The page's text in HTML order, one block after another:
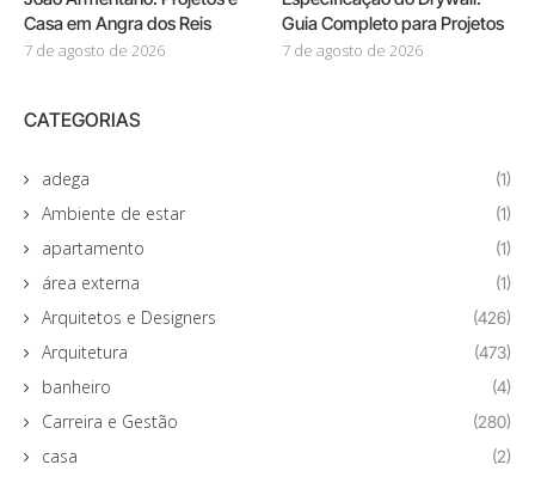
Casa em Angra dos Reis
7 de agosto de 2026
Guia Completo para Projetos
7 de agosto de 2026
CATEGORIAS
adega (1)
Ambiente de estar (1)
apartamento (1)
área externa (1)
Arquitetos e Designers (426)
Arquitetura (473)
banheiro (4)
Carreira e Gestão (280)
casa (2)